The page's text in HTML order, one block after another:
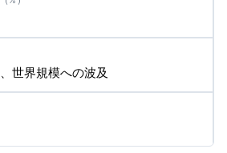
世界規模への波及